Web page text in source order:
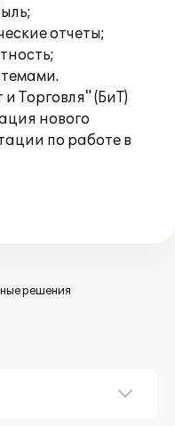
отчеты;
Торговля" (БиТ)
нового
по работе в
решения